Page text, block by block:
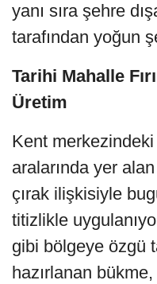
yanı sıra şehre
tarafından yoğun
Tarihi Mahalle
Üretim
Kent
aralarında yer
çırak ilişkisiyle
titizlikle
gibi bölgeye özgü
hazırlanan